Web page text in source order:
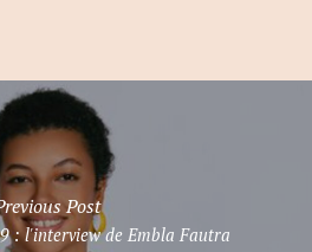
Post
: l'interview de Embla Fautra